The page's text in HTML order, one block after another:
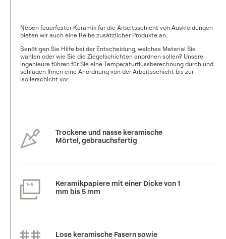
Neben feuerfester Keramik für die Arbeitsschicht von Auskleidungen
bieten wir auch eine Reihe zusätzlicher Produkte an.
Benötigen Sie Hilfe bei der Entscheidung, welches Material Sie
wählen oder wie Sie die Ziegelschichten anordnen sollen? Unsere
Ingenieure führen für Sie eine Temperaturflussberechnung durch und
schlagen Ihnen eine Anordnung von der Arbeitsschicht bis zur
Isolierschicht vor.
Trockene und nasse keramische
Mörtel, gebrauchsfertig
Keramikpapiere mit einer Dicke von 1
mm bis 5 mm
Lose keramische Fasern sowie